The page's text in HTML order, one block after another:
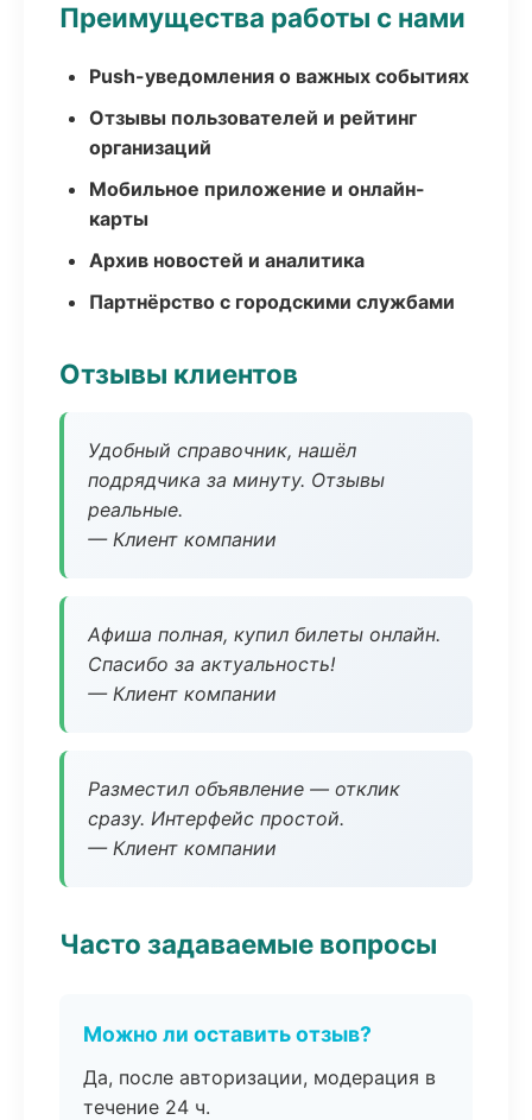
Преимущества работы с нами
Push-уведомления о важных событиях
Отзывы пользователей и рейтинг
организаций
Мобильное приложение и онлайн-
карты
Архив новостей и аналитика
Партнёрство с городскими службами
Отзывы клиентов
Удобный справочник, нашёл
подрядчика за минуту. Отзывы
реальные.
— Клиент компании
Афиша полная, купил билеты онлайн.
Спасибо за актуальность!
— Клиент компании
Разместил объявление — отклик
сразу. Интерфейс простой.
— Клиент компании
Часто задаваемые вопросы
Можно ли оставить отзыв?
Да, после авторизации, модерация в
течение 24 ч.